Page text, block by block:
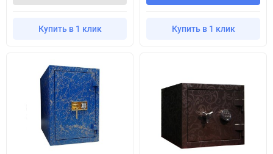
Купить в 1 клик Купить в 1 клик